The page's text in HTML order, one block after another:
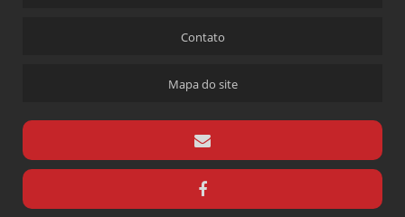
Contato
Mapa do site